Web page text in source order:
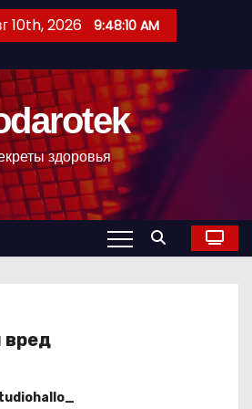
10th, 2026 9:48:11 AM
здоровья
вред